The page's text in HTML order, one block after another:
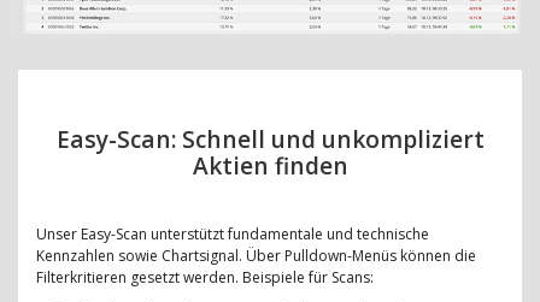
Easy-Scan: Schnell und unkompliziert
Aktien finden
Unser Easy-Scan unterstützt fundamentale und technische
Kennzahlen sowie Chartsignal. Über Pulldown-Menüs können die
Filterkritieren gesetzt werden. Beispiele für Scans: